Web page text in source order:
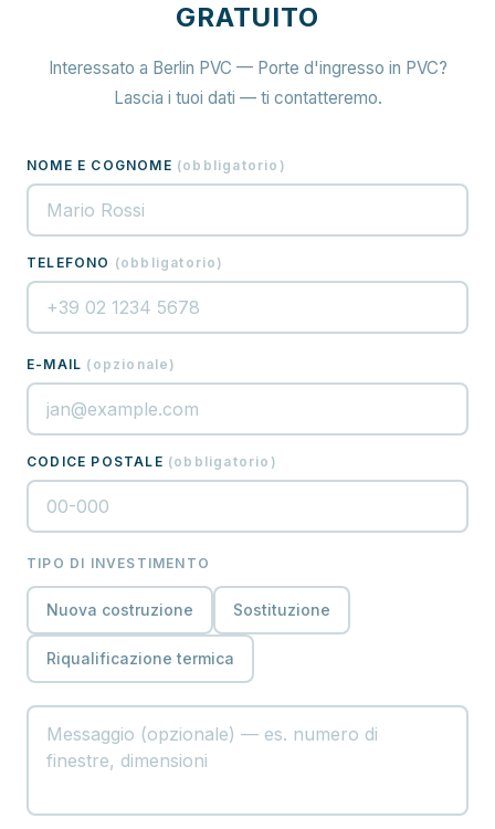
GRATUITO
Interessato a Berlin PVC — Porte d'ingresso in PVC?
Lascia i tuoi dati — ti contatteremo.
NOME E COGNOME (obbligatorio )
TELEFONO (obbligatorio )
E-MAIL ( opzionale )
CODICE POSTALE (obbligatorio )
TIPO DI INVESTIMENTO
Nuova costruzione Sostituzione
Riqualificazione termica